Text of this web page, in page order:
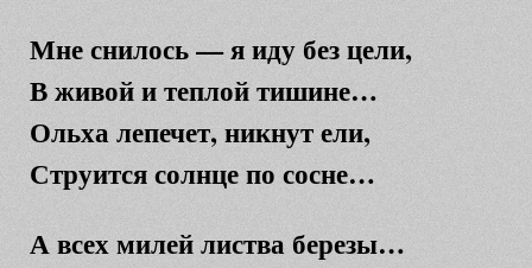
Мне снилось — я иду без цели,
В живой и теплой тишине…
Ольха лепечет, никнут ели,
Струится солнце по сосне…
А всех милей листва березы…